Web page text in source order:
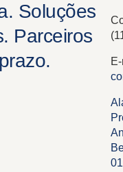
Soluções
Parceiros